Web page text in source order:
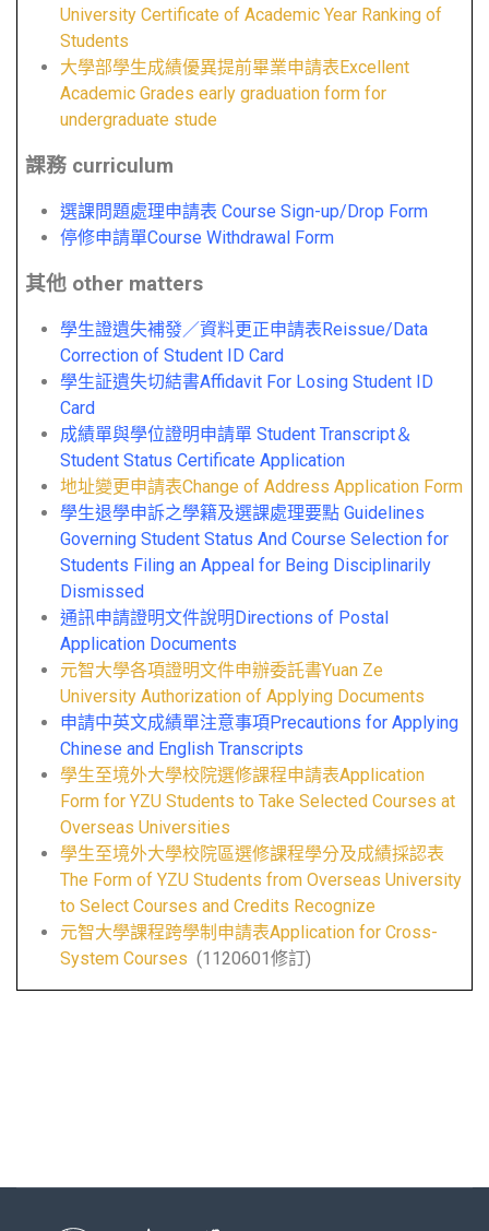
University Certificate of Academic Year Ranking of
Students
大學部學生成績優異提前畢業申請表Excellent
Academic Grades early graduation form for
undergraduate stude
課務 curriculum
選課問題處理申請表 Course Sign-up/Drop Form
停修申請單Course Withdrawal Form
其他 other matters
學生證遺失補發／資料更正申請表Reissue/Data
Correction of Student ID Card
學生証遺失切結書Affidavit For Losing Student ID
Card
成績單與學位證明申請單 Student Transcript＆
Student Status Certificate Application
地址變更申請表Change of Address Application Form
學生退學申訴之學籍及選課處理要點 Guidelines
Governing Student Status And Course Selection for
Students Filing an Appeal for Being Disciplinarily
Dismissed
通訊申請證明文件說明Directions of Postal
Application Documents
元智大學各項證明文件申辦委託書Yuan Ze
University Authorization of Applying Documents
申請中英文成績單注意事項Precautions for Applying
Chinese and English Transcripts
學生至境外大學校院選修課程申請表Application
Form for YZU Students to Take Selected Courses at
Overseas Universities
學生至境外大學校院區選修課程學分及成績採認表
The Form of YZU Students from Overseas University
to Select Courses and Credits Recognize
元智大學課程跨學制申請表Application for Cross-
System Courses (1120601修訂)